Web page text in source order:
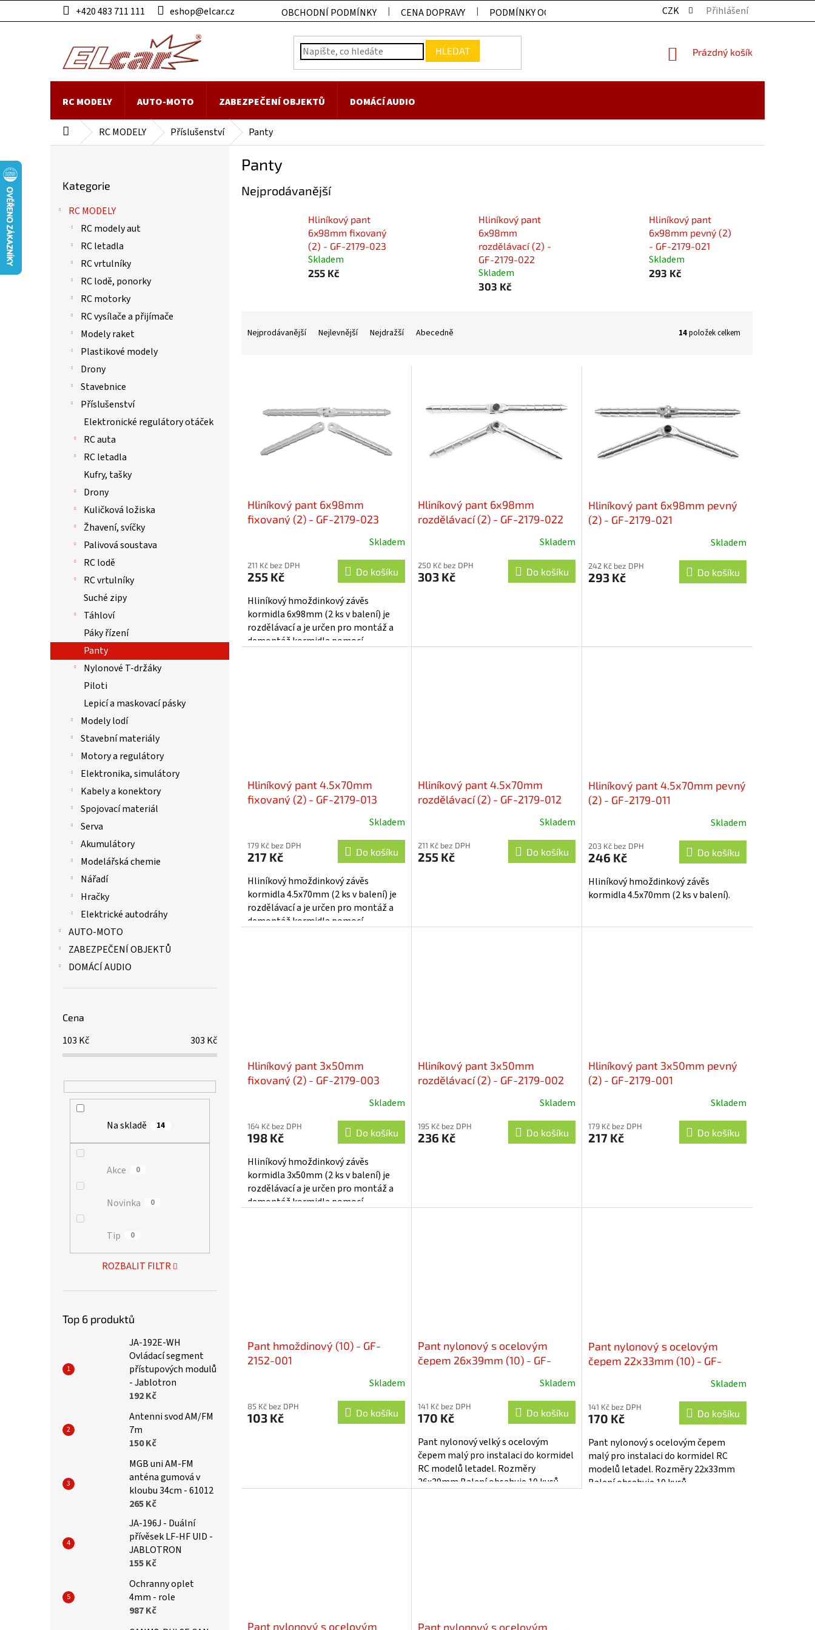
na
+420 483 711 111 eshop@elcar.cz OBCHODNÍ PODMÍNKY CENA DOPRAVY PODMÍNKY OCHRANY OSOBNÍCH ÚDAJŮ KONTAKTY
CZK Přihlášení
HLEDAT
NÁKUPNÍ
Prázdný košík
RC MODELY AUTO-MOTO ZABEZPEČENÍ OBJEKTŮ DOMÁCÍ AUDIO
Domů RC MODELY Příslušenství Panty
kategorie
Kategorie
RC MODELY
RC modely aut
RC letadla
RC vrtulníky
RC lodě, ponorky
RC motorky
RC vysílače a přijímače
Modely raket
Plastikové modely
Drony
Stavebnice
Příslušenství
Elektronické regulátory otáček
RC auta
RC letadla
Kufry, tašky
Drony
Kuličková ložiska
Žhavení, svíčky
Palivová soustava
RC lodě
RC vrtulníky
Suché zipy
Táhloví
Páky řízení
Panty
Nylonové T-držáky
Piloti
Lepicí a maskovací pásky
Modely lodí
Stavební materiály
Motory a regulátory
Elektronika, simulátory
Kabely a konektory
Spojovací materiál
Serva
Akumulátory
Modelářská chemie
Nářadí
Hračky
Elektrické autodráhy
AUTO-MOTO
ZABEZPEČENÍ OBJEKTŮ
DOMÁCÍ AUDIO
Cena
103 Kč 303 Kč
Na skladě 14
Akce 0
Novinka 0
Tip 0
ROZBALIT FILTR
Top 6 produktů
JA-192E-WH
Ovládací segment
přístupových modulů
- Jablotron
192 Kč
Antenni svod AM/FM
7m
150 Kč
MGB uni AM-FM
anténa gumová v
kloubu 34cm - 61012
265 Kč
JA-196J - Duální
přívěsek LF-HF UID -
JABLOTRON
155 Kč
Ochranny oplet
4mm - role
987 Kč
Panty
Nejprodávanější
Hliníkový pant
6x98mm fixovaný
(2) - GF-2179-023
Skladem
255 Kč
Hliníkový pant
6x98mm
rozdělávací (2) -
GF-2179-022
Skladem
303 Kč
Hliníkový pant
6x98mm pevný (2)
- GF-2179-021
Skladem
293 Kč
Nejprodávanější Nejlevnější Nejdražší Abecedně 14položek celkem
Hliníkový pant 6x98mm
fixovaný (2) - GF-2179-023
Skladem
211 Kč bez DPH
255 Kč Do košíku
Hliníkový hmoždinkový závěs
kormidla 6x98mm (2 ks v balení) je
rozdělávací a je určen pro montáž a
demontáž kormidla pomocí
Hliníkový pant 6x98mm
rozdělávací (2) - GF-2179-022
Skladem
250 Kč bez DPH
303 Kč Do košíku
Hliníkový pant 6x98mm pevný
(2) - GF-2179-021
Skladem
242 Kč bez DPH
293 Kč Do košíku
Hliníkový pant 4.5x70mm
fixovaný (2) - GF-2179-013
Skladem
179 Kč bez DPH
217 Kč Do košíku
Hliníkový hmoždinkový závěs
kormidla 4.5x70mm (2 ks v balení) je
rozdělávací a je určen pro montáž a
demontáž kormidla pomocí
Hliníkový pant 4.5x70mm
rozdělávací (2) - GF-2179-012
Skladem
211 Kč bez DPH
255 Kč Do košíku
Hliníkový pant 4.5x70mm pevný
(2) - GF-2179-011
Skladem
203 Kč bez DPH
246 Kč Do košíku
Hliníkový hmoždinkový závěs
kormidla 4.5x70mm (2 ks v balení).
Hliníkový pant 3x50mm
fixovaný (2) - GF-2179-003
Skladem
164 Kč bez DPH
198 Kč Do košíku
Hliníkový hmoždinkový závěs
kormidla 3x50mm (2 ks v balení) je
rozdělávací a je určen pro montáž a
demontáž kormidla pomocí
Hliníkový pant 3x50mm
rozdělávací (2) - GF-2179-002
Skladem
195 Kč bez DPH
236 Kč Do košíku
Hliníkový pant 3x50mm pevný
(2) - GF-2179-001
Skladem
179 Kč bez DPH
217 Kč Do košíku
Pant hmoždinový (10) - GF-
2152-001
Skladem
85 Kč bez DPH
103 Kč Do košíku
Pant nylonový s ocelovým
čepem 26x39mm (10) - GF-
Skladem
141 Kč bez DPH
170 Kč Do košíku
Pant nylonový velký s ocelovým
čepem malý pro instalaci do kormidel
RC modelů letadel. Rozměry
26x39mm Balení obsahuje 10 kusů.
Pant nylonový s ocelovým
čepem 22x33mm (10) - GF-
Skladem
141 Kč bez DPH
170 Kč Do košíku
Pant nylonový s ocelovým čepem
malý pro instalaci do kormidel RC
modelů letadel. Rozměry 22x33mm
Balení obsahuje 10 kusů.
Pant nylonový s ocelovým
Pant nylonový s ocelovým